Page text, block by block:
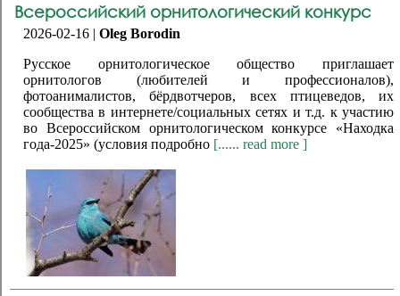
Всероссийский орнитологический конкурс
2026-02-16 | Oleg Borodin
Русское орнитологическое общество приглашает
орнитологов (любителей и профессионалов),
фотоанималистов, бёрдвотчеров, всех птицеведов, их
сообщества в интернете/социальных сетях и т.д. к участию
во Всероссийском орнитологическом конкурсе «Находка
года-2025» (условия подробно [...... read more ]